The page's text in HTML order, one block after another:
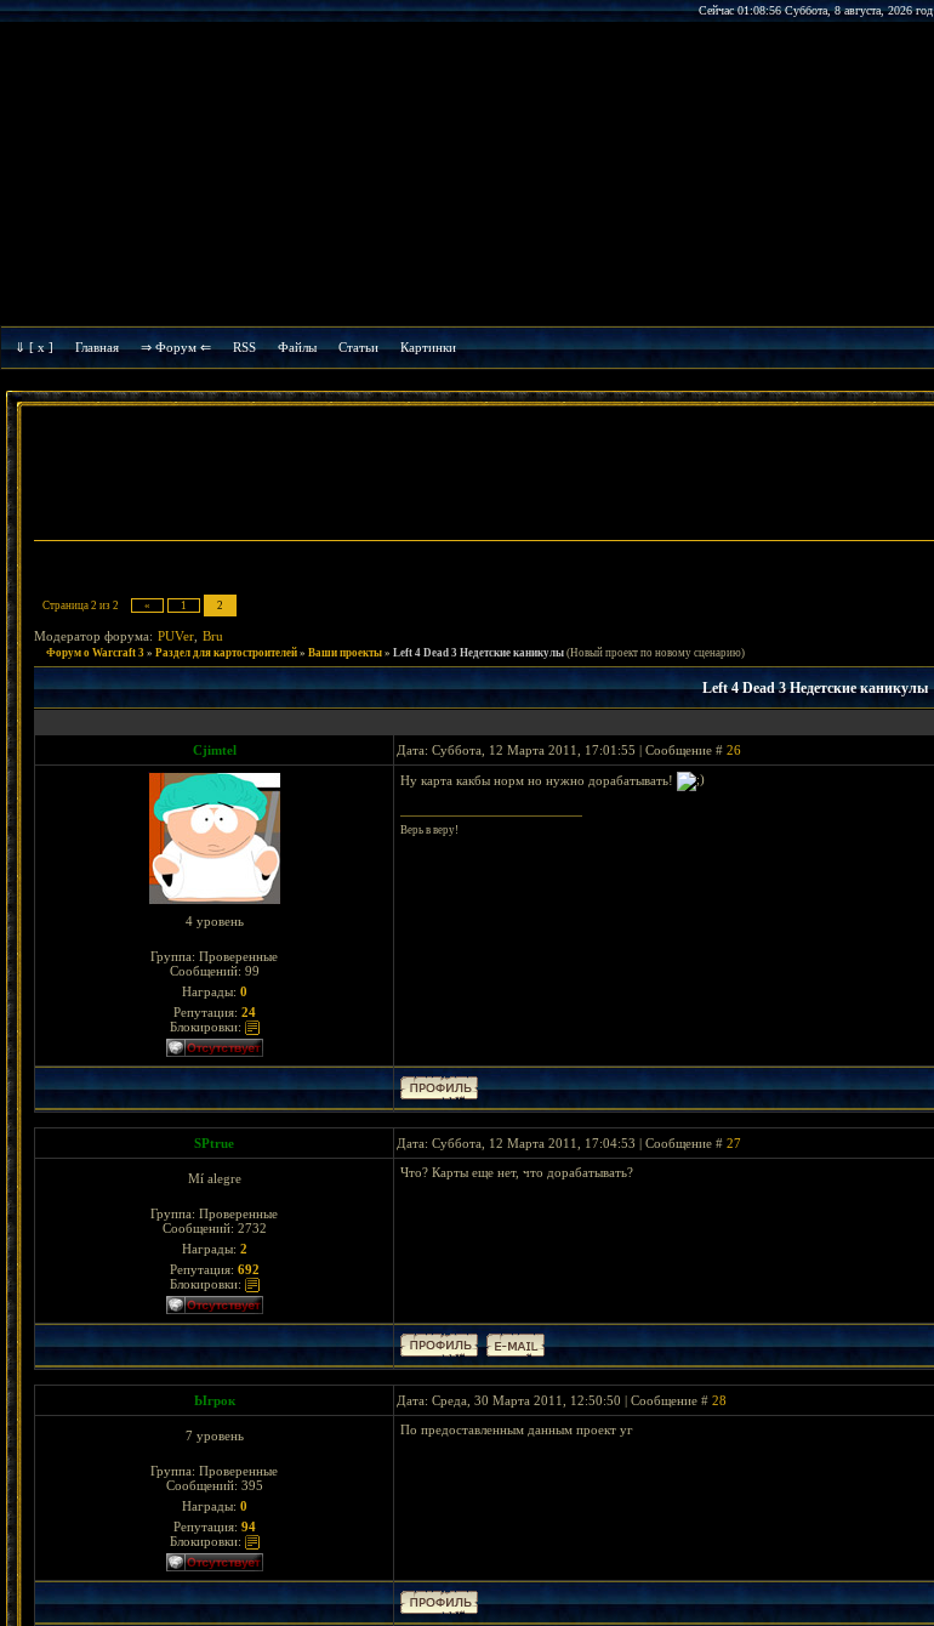
Сейчас 01:08:56 Суббота, 8 августа, 2026 год
⇓ [ x ] Главная ⇒ Форум ⇐ RSS Файлы Cтатьи Картинки
Страница 2 из 2 « 1 2
Модератор форума: PUVer Bru
Форум о Warcraft 3 » Раздел для картостроителей » Ваши проекты » Left 4 Dead 3 Недетские каникулы (Новый проект по новому сценарию)
Left 4 Dead 3 Недетские каникулы
Cjimtel Дата: Суббота, 12 Марта 2011, 17:01:55 | Сообщение # 26
4 уровень
Группа: Проверенные
Сообщений: 99
Награды: 0
Репутация: 24
Блокировки:
Ну карта какбы норм но нужно дорабатывать!
Верь в веру!
SPtrue Дата: Суббота, 12 Марта 2011, 17:04:53 | Сообщение # 27
Mí alegre
Группа: Проверенные
Сообщений: 2732
Награды: 2
Репутация: 692
Блокировки:
Что? Карты еще нет, что дорабатывать?
Ыгрок Дата: Среда, 30 Марта 2011, 12:50:50 | Сообщение # 28
7 уровень
Группа: Проверенные
Сообщений: 395
Награды: 0
Репутация: 94
Блокировки:
По предоставленным данным проект уг